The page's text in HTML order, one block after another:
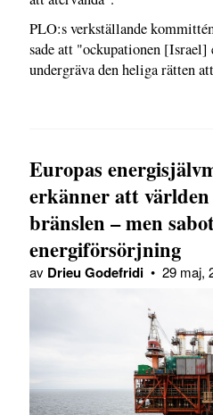
PLO:s verkställande
sade att "ockupationen
undergräva den heliga rätten
Europas
erkänner att
bränslen – men
energiförsörjning
av Drieu Godefridi • 29 maj,